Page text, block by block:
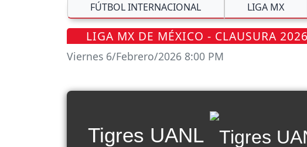
FÚTBOL INTERNACIONAL LIGA MX
LIGA MX DE MÉXICO - CLAUSURA
Viernes 6/Febrero/2026 8:00 PM
Tigres UANL